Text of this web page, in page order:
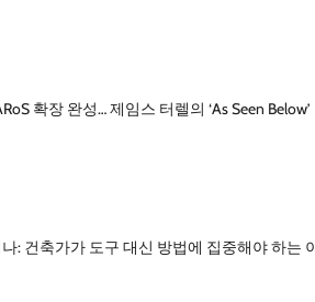
확장 완성… 제임스 터렐의 ‘As Seen
: 건축가가 도구 대신 방법에 집중해야 하는